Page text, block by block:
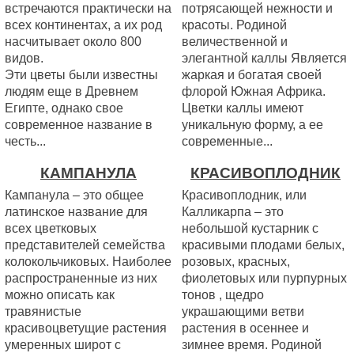
встречаются практически на
всех континентах, а их род
насчитывает около 800
видов.
Эти цветы были известны
людям еще в Древнем
Египте, однако свое
современное название в
честь...
потрясающей нежности и
красоты. Родиной
величественной и
элегантной каллы Является
жаркая и богатая своей
флорой Южная Африка.
Цветки каллы имеют
уникальную форму, а ее
современные...
КАМПАНУЛА
Кампанула – это общее
латинское название для
всех цветковых
представителей семейства
колокольчиковых. Наиболее
распространенные из них
можно описать как
травянистые
красивоцветущие растения
умеренных широт с
КРАСИВОПЛОДНИК
Красивоплодник, или
Калликарпа – это
небольшой кустарник с
красивыми плодами белых,
розовых, красных,
фиолетовых или пурпурных
тонов , щедро
украшающими ветви
растения в осеннее и
зимнее время. Родиной